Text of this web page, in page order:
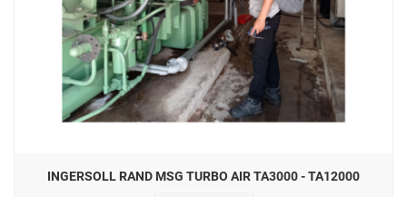
INGERSOLL RAND MSG TURBO AIR TA3000 - TA12000